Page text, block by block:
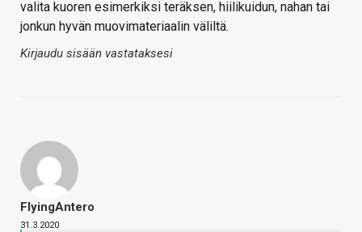
valita kuoren esimerkiksi teräksen, hiilikuidun, nahan tai
jonkun hyvän muovimateriaalin väliltä.
Kirjaudu sisään vastataksesi
FlyingAntero
31.3.2020